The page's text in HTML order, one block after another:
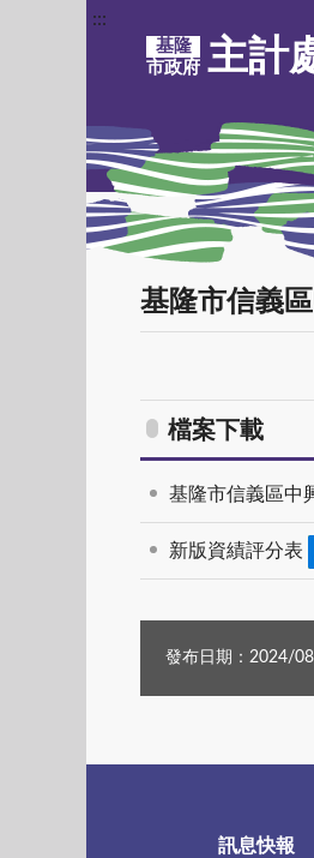
:::
基隆
市政府 主計
基隆市信義
檔案下載
基隆市信義區中
新版資績評分表
發布日期：2024/
訊息快報